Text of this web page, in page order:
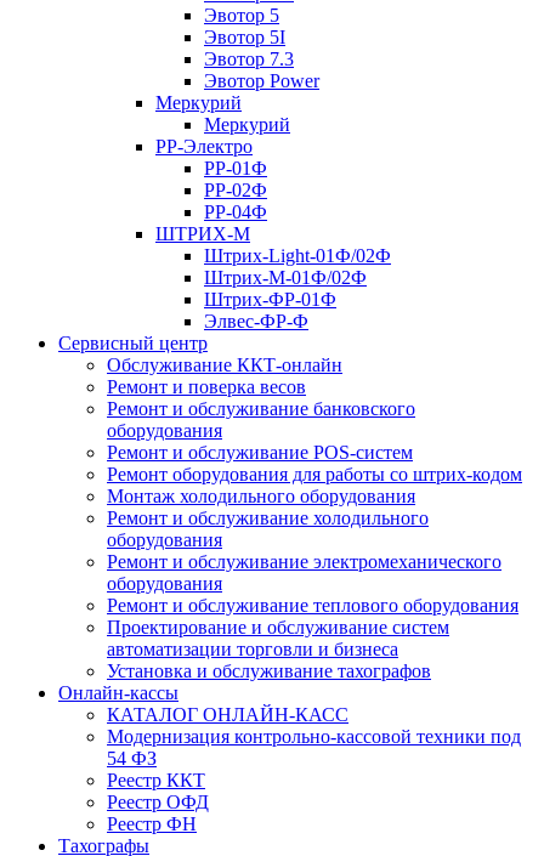
Эвотор 5
Эвотор 5I
Эвотор 7.3
Эвотор Power
Меркурий
Меркурий
РР-Электро
РР-01Ф
РР-02Ф
РР-04Ф
ШТРИХ-М
Штрих-Light-01Ф/02Ф
Штрих-М-01Ф/02Ф
Штрих-ФР-01Ф
Элвес-ФР-Ф
Сервисный центр
Обслуживание ККТ-онлайн
Ремонт и поверка весов
Ремонт и обслуживание банковского
оборудования
Ремонт и обслуживание POS-систем
Ремонт оборудования для работы со штрих-кодом
Монтаж холодильного оборудования
Ремонт и обслуживание холодильного
оборудования
Ремонт и обслуживание электромеханического
оборудования
Ремонт и обслуживание теплового оборудования
Проектирование и обслуживание систем
автоматизации торговли и бизнеса
Установка и обслуживание тахографов
Онлайн-кассы
КАТАЛОГ ОНЛАЙН-КАСС
Модернизация контрольно-кассовой техники под
54 ФЗ
Реестр ККТ
Реестр ОФД
Реестр ФН
Тахографы